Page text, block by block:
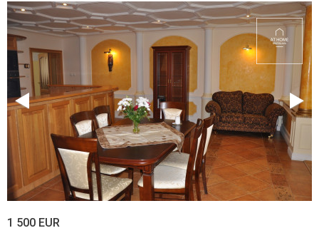
1 500 EUR